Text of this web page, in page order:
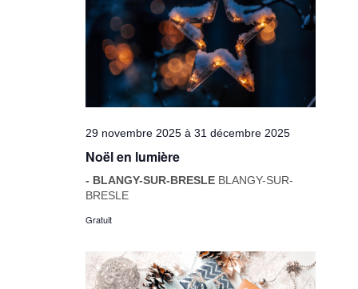
29 novembre 2025 à31 décembre 2025
Noël en lumière
- BLANGY-SUR-BRESLE BLANGY-SUR-
BRESLE
Gratuit